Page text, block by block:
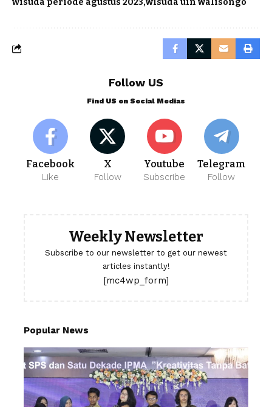
Follow US
Find US on Social Medias
Facebook
Like
X
Follow
Youtube
Subscribe
Telegram
Follow
Weekly Newsletter
Subscribe to our newsletter to get our newest
articles instantly!
[mc4wp_form]
Popular News